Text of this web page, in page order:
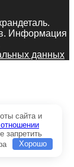
Информация
данных
сайта и
запретить
Хорошо